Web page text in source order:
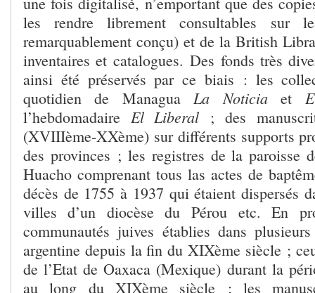
les rendre librement consultables sur
remarquablement conçu) et de la British
inventaires et catalogues. Des fonds très
ainsi été préservés par ce biais : les
quotidien de ManaguaLa Noticiaet
l’hebdomadaire El Liberal ; des
(XVIIIème-XXème) sur différents supports
des provinces ; les registres de la paroisse
Huacho comprenant tous las actes de
décès de 1755 à 1937 qui étaient dispersés
villes d’un diocèse du Pérou etc. En
communautés juives établies dans
argentine depuis la fin du XIXème siècle ;
de l’Etat de Oaxaca (Mexique) durant la
au long du XIXème siècle ; les